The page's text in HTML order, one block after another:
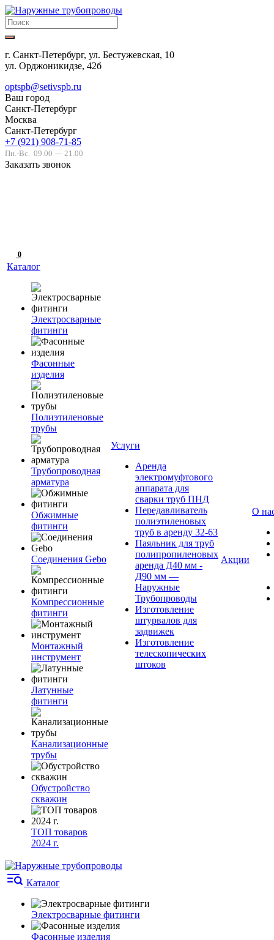
г. Санкт-Петербург, ул. Бестужевская, 10
ул. Орджоникидзе, 42б
optspb@setivspb.ru
Ваш город
Санкт-Петербург
Москва
Санкт-Петербург
+7 (921) 908-71-85
Пн.-Вс. 09.00 — 21.00
Заказать звонок
0
Каталог
Электросварные
фитинги
Фасонные
изделия
Полиэтиленовые
трубы
Трубопроводная
арматура
Обжимные
фитинги
Соединения Gebo
Компрессионные
фитинги
Монтажный
инструмент
Латунные
фитинги
Канализационные
трубы
Обустройство
скважин
ТОП товаров
2024 г.
Услуги
Аренда
электромуфтового
аппарата для
сварки труб ПНД
Передавливатель
полиэтиленовых
труб в аренду 32-63
Паяльник для труб
полипропиленовых
аренда Д40 мм -
Д90 мм —
Наружные
Трубопроводы
Изготовление
штурвалов для
задвижек
Изготовление
телескопических
штоков
Акции
О
Каталог
Электросварные фитинги
Фасонные изделия